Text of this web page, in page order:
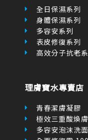
全日保濕系列
身體保濕系列
多容安系列
表皮修復系列
高效分子抗老
理膚寶水專賣店
青春潔膚凝膠
極效三重酸煥
多容安泡沫洗